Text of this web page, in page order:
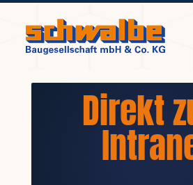
Inhalt
springen
Direkt